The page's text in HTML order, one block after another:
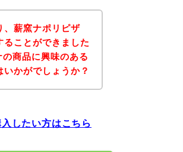
、薪窯ナポリピザ
ことができました
商品に興味のある
かがでしょうか？
したい方はこちら